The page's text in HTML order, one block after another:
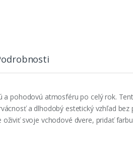
pohodovú atmosféru po celý rok.
a dlhodobý estetický vzhľad bez
svoje vchodové dvere, pridať